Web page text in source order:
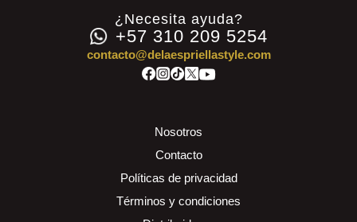
¿Necesita ayuda?
+57 310 209 5254
contacto@delaespriellastyle.com
Nosotros
Contacto
Políticas de privacidad
Términos y condiciones